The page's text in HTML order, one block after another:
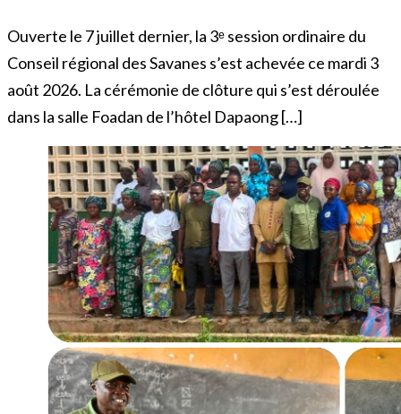
Ouverte le 7 juillet dernier, la 3ᵉ session ordinaire du
Conseil régional des Savanes s’est achevée ce mardi 3
août 2026. La cérémonie de clôture qui s’est déroulée
dans la salle Foadan de l’hôtel Dapaong […]